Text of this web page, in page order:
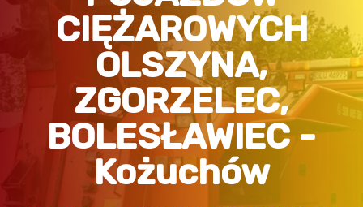
CIĘŻAROWYCH
OLSZYNA,
ZGORZELEC,
BOLESŁAWIEC -
Kożuchów